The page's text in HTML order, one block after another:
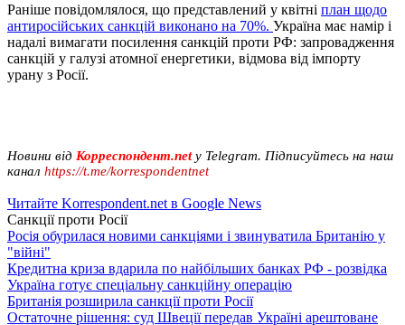
Раніше повідомлялося, що представлений у квітні план щодо
антиросійських санкцій виконано на 70%. Україна має намір і
надалі вимагати посилення санкцій проти РФ: запровадження
санкцій у галузі атомної енергетики, відмова від імпорту
урану з Росії.
Новини від Корреспондент.netу Telegram. Підписуйтесь на наш
канал https://t.me/korrespondentnet
Читайте Korrespondent.net в Google News
Санкції проти Росії
Росія обурилася новими санкціями і звинуватила Британію у
"війні"
Кредитна криза вдарила по найбільших банках РФ - розвідка
Україна готує спеціальну санкційну операцію
Британія розширила санкції проти Росії
Остаточне рішення: суд Швеції передав Україні арештоване